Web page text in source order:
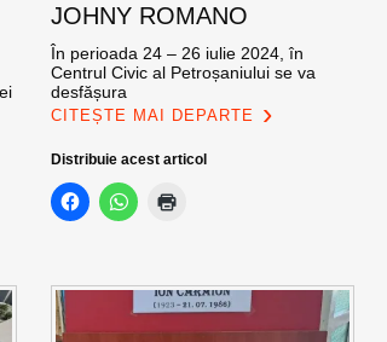
JOHNY ROMANO
În perioada 24 – 26 iulie 2024, în
Centrul Civic al Petroșaniului se va
desfășura
CITEȘTE MAI DEPARTE
Distribuie acest articol